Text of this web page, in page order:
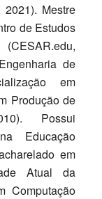
Mestre
de Estudos
de
em
Produção de
Possui
Educação
em
Atual da
Computação